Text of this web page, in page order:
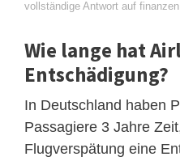
vollständige Antwort auf
Wie lange hat
Entschädigung?
In Deutschland haben
Passagiere 3 Jahre
Flugverspätung eine